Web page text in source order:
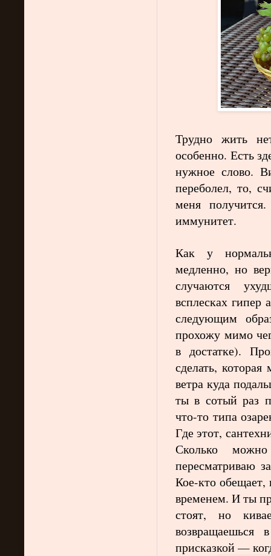
Трудно жить
особенно. Есть
нужное слово.
переболел, то,
меня
иммунитет.
Как у
медленно, но
случаются
всплесках гипер
следующим
прохожу мимо
в достатке).
сделать,
ветра куда
ты в сотый раз
что-то типа
Где этот,
Сколько
пересматриваю
Кое-кто обещает,
временем. И ты
стоят, но
возвращаешься
присказкой —